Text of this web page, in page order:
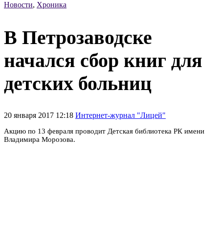
Новости, Хроника
В Петрозаводске
начался сбор книг для
детских больниц
20 января 2017 12:18 Интернет-журнал "Лицей"
Акцию по 13 февраля проводит Детская библиотека РК имени
Владимира Морозова.